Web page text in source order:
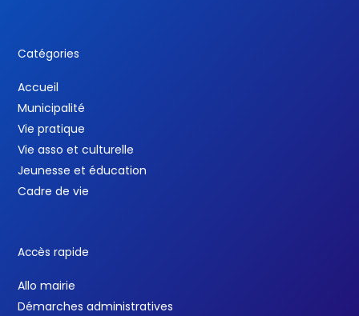
Catégories
Accueil
Municipalité
Vie pratique
Vie asso et culturelle
Jeunesse et éducation
Cadre de vie
Accès rapide
Allo mairie
Démarches administratives